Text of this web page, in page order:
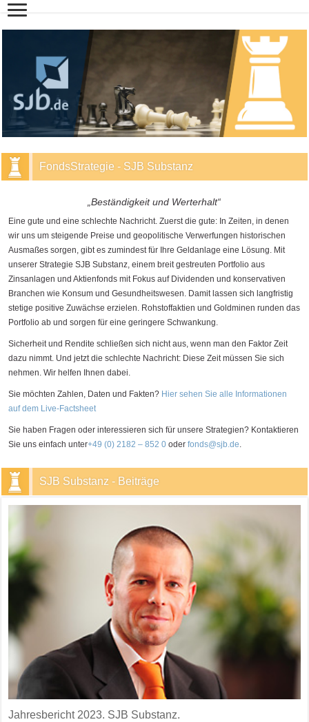
FondsStrategie - SJB Substanz
„Beständigkeit und Werterhalt“
Eine gute und eine schlechte Nachricht. Zuerst die gute: In Zeiten, in denen
wir uns um steigende Preise und geopolitische Verwerfungen historischen
Ausmaßes sorgen, gibt es zumindest für Ihre Geldanlage eine Lösung. Mit
unserer Strategie SJB Substanz, einem breit gestreuten Portfolio aus
Zinsanlagen und Aktienfonds mit Fokus auf Dividenden und konservativen
Branchen wie Konsum und Gesundheitswesen. Damit lassen sich langfristig
stetige positive Zuwächse erzielen. Rohstoffaktien und Goldminen runden das
Portfolio ab und sorgen für eine geringere Schwankung.
Sicherheit und Rendite schließen sich nicht aus, wenn man den Faktor Zeit
dazu nimmt. Und jetzt die schlechte Nachricht: Diese Zeit müssen Sie sich
nehmen. Wir helfen Ihnen dabei.
Sie möchten Zahlen, Daten und Fakten? Hier sehen Sie alle Informationen
auf dem Live-Factsheet
Sie haben Fragen oder interessieren sich für unsere Strategien? Kontaktieren
Sie uns einfach unter+49 (0) 2182 – 852 0 oderfonds@sjb.de.
SJB Substanz - Beiträge
Jahresbericht 2023. SJB Substanz.